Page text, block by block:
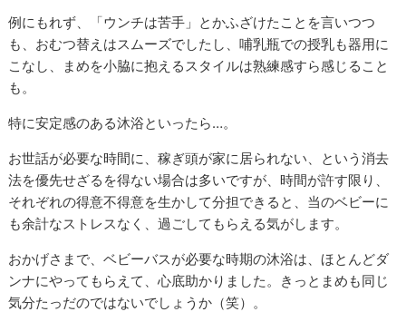
例にもれず、「ウンチは苦手」とかふざけたことを言いつつ
も、おむつ替えはスムーズでしたし、哺乳瓶での授乳も器用に
こなし、まめを小脇に抱えるスタイルは熟練感すら感じること
も。
特に安定感のある沐浴といったら…。
お世話が必要な時間に、稼ぎ頭が家に居られない、という消去
法を優先せざるを得ない場合は多いですが、時間が許す限り、
それぞれの得意不得意を生かして分担できると、当のベビーに
も余計なストレスなく、過ごしてもらえる気がします。
おかげさまで、ベビーバスが必要な時期の沐浴は、ほとんどダ
ンナにやってもらえて、心底助かりました。きっとまめも同じ
気分たっだのではないでしょうか（笑）。